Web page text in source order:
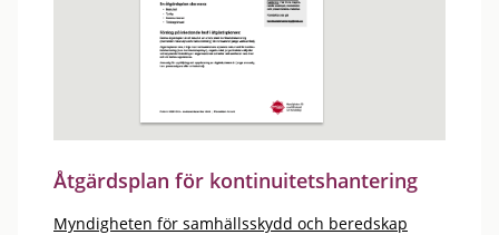
Åtgärdsplan för kontinuitetshantering
Myndigheten för samhällsskydd och beredskap